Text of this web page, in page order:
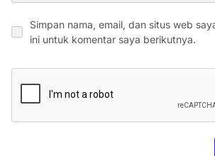
Simpan nama, email, dan situs web
ini untuk komentar saya berikutnya.